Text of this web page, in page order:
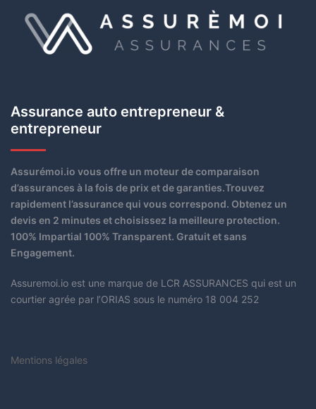
Assurance auto entrepreneur &
entrepreneur
Assurémoi.io vous offre un moteur de comparaison
d’assurances à la fois de prix et de garanties.Trouvez
rapidement l’assurance qui vous correspond. Obtenez un
devis en 2 minutes et choisissez la meilleure protection.
100% Impartial 100% Transparent. Gratuit et sans
Engagement.
Assuremoi.io est une marque de LCR ASSURANCES qui est un
courtier agrée par l’ORIAS sous le numéro 18 004 252
Mentions légales